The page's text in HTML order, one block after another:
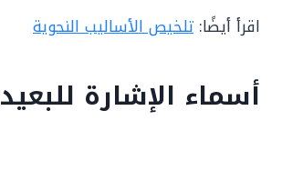
اقرأ أيضًا: تلخيص الأساليب النحوية
أسماء الإشارة للبعيد